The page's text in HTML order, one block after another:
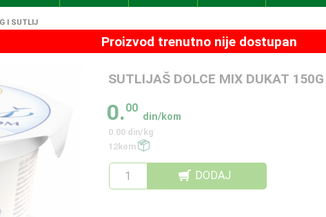
I SUTLIJ
Proizvod trenutno nije dostupan
SUTLIJAŠ DOLCE MIX DUKAT 150G
0.00
din/kom
0.00 din/kg
12kom
DODAJ